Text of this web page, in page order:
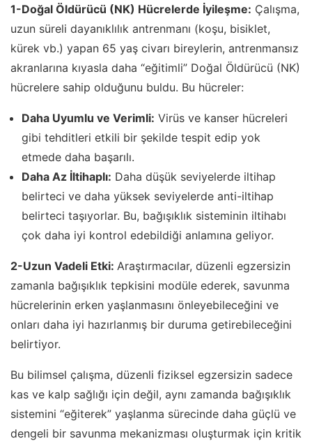
1-Doğal Öldürücü (NK) Hücrelerde İyileşme: Çalışma,
uzun süreli dayanıklılık antrenmanı (koşu, bisiklet,
kürek vb.) yapan 65 yaş civarı bireylerin, antrenmansız
akranlarına kıyasla daha “eğitimli” Doğal Öldürücü (NK)
hücrelere sahip olduğunu buldu. Bu hücreler:
Daha Uyumlu ve Verimli: Virüs ve kanser hücreleri
gibi tehditleri etkili bir şekilde tespit edip yok
etmede daha başarılı.
Daha Az İltihaplı: Daha düşük seviyelerde iltihap
belirteci ve daha yüksek seviyelerde anti-iltihap
belirteci taşıyorlar. Bu, bağışıklık sisteminin iltihabı
çok daha iyi kontrol edebildiği anlamına geliyor.
2-Uzun Vadeli Etki: Araştırmacılar, düzenli egzersizin
zamanla bağışıklık tepkisini modüle ederek, savunma
hücrelerinin erken yaşlanmasını önleyebileceğini ve
onları daha iyi hazırlanmış bir duruma getirebileceğini
belirtiyor.
Bu bilimsel çalışma, düzenli fiziksel egzersizin sadece
kas ve kalp sağlığı için değil, aynı zamanda bağışıklık
sistemini “eğiterek” yaşlanma sürecinde daha güçlü ve
dengeli bir savunma mekanizması oluşturmak için kritik